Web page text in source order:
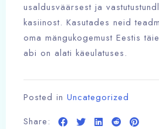
usaldusväärsest ja
kasiinost. Kasutades neid
oma mängukogemust Eestis
abi on alati käeulatuses.
Posted in Uncategorized
Share: